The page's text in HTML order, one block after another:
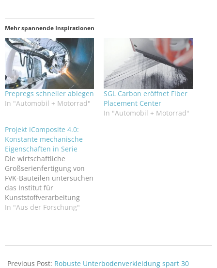
Mehr spannende Inspirationen
Prepregs schneller ablegen
In "Automobil + Motorrad"
SGL Carbon eröffnet Fiber
Placement Center
In "Automobil + Motorrad"
Projekt iComposite 4.0:
Konstante mechanische
Eigenschaften in Serie
Die wirtschaftliche
Großserienfertigung von
FVK-Bauteilen untersuchen
das Institut für
Kunststoffverarbeitung
(IKV) der RWTH Aachen
iComposite 4.0. Das Projekt
Federführung von Schuler,
In "Aus der Forschung"
11-
Previous Post: Robuste Unterbodenverkleidung spart 30